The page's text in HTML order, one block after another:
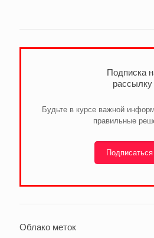
Подписка
рассылку
Будьте в курсе важной
правильные
Подписаться
Облако меток